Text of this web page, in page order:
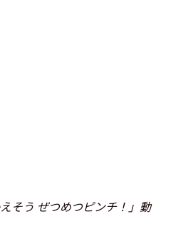
そう ぜつめつピンチ！」動